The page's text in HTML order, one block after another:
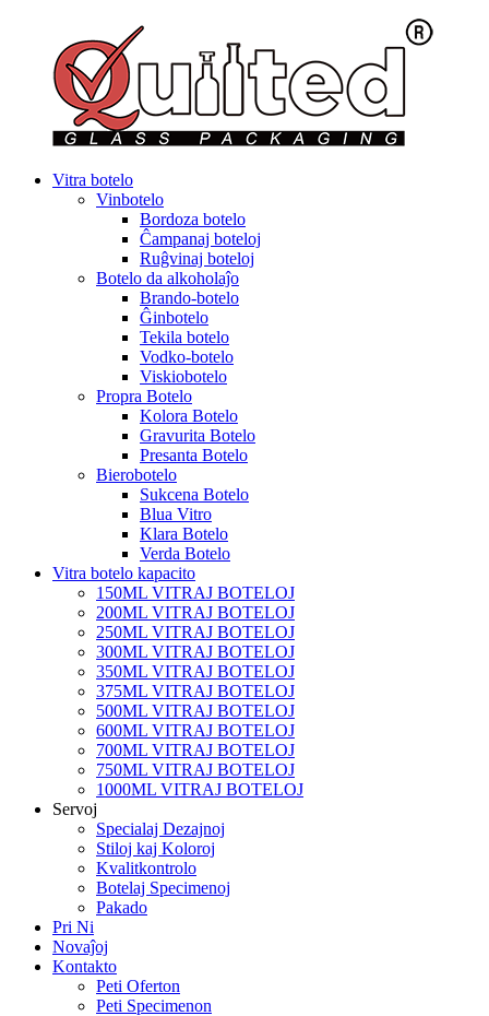
Vitra botelo
Vinbotelo
Bordoza botelo
Ĉampanaj boteloj
Ruĝvinaj boteloj
Botelo da alkoholaĵo
Brando-botelo
Ĝinbotelo
Tekila botelo
Vodko-botelo
Viskiobotelo
Propra Botelo
Kolora Botelo
Gravurita Botelo
Presanta Botelo
Bierobotelo
Sukcena Botelo
Blua Vitro
Klara Botelo
Verda Botelo
Vitra botelo kapacito
150ML VITRAJ BOTELOJ
200ML VITRAJ BOTELOJ
250ML VITRAJ BOTELOJ
300ML VITRAJ BOTELOJ
350ML VITRAJ BOTELOJ
375ML VITRAJ BOTELOJ
500ML VITRAJ BOTELOJ
600ML VITRAJ BOTELOJ
700ML VITRAJ BOTELOJ
750ML VITRAJ BOTELOJ
1000ML VITRAJ BOTELOJ
Servoj
Specialaj Dezajnoj
Stiloj kaj Koloroj
Kvalitkontrolo
Botelaj Specimenoj
Pakado
Pri Ni
Novaĵoj
Kontakto
Peti Oferton
Peti Specimenon